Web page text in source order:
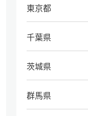
東京都
千葉県
茨城県
群馬県